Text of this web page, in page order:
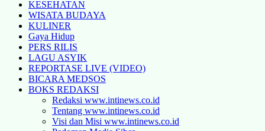
KESEHATAN
WISATA BUDAYA
KULINER
Gaya Hidup
PERS RILIS
LAGU ASYIK
REPORTASE LIVE (VIDEO)
BICARA MEDSOS
BOKS REDAKSI
Redaksi www.intinews.co.id
Tentang www.intinews.co.id
Visi dan Misi www.intinews.co.id